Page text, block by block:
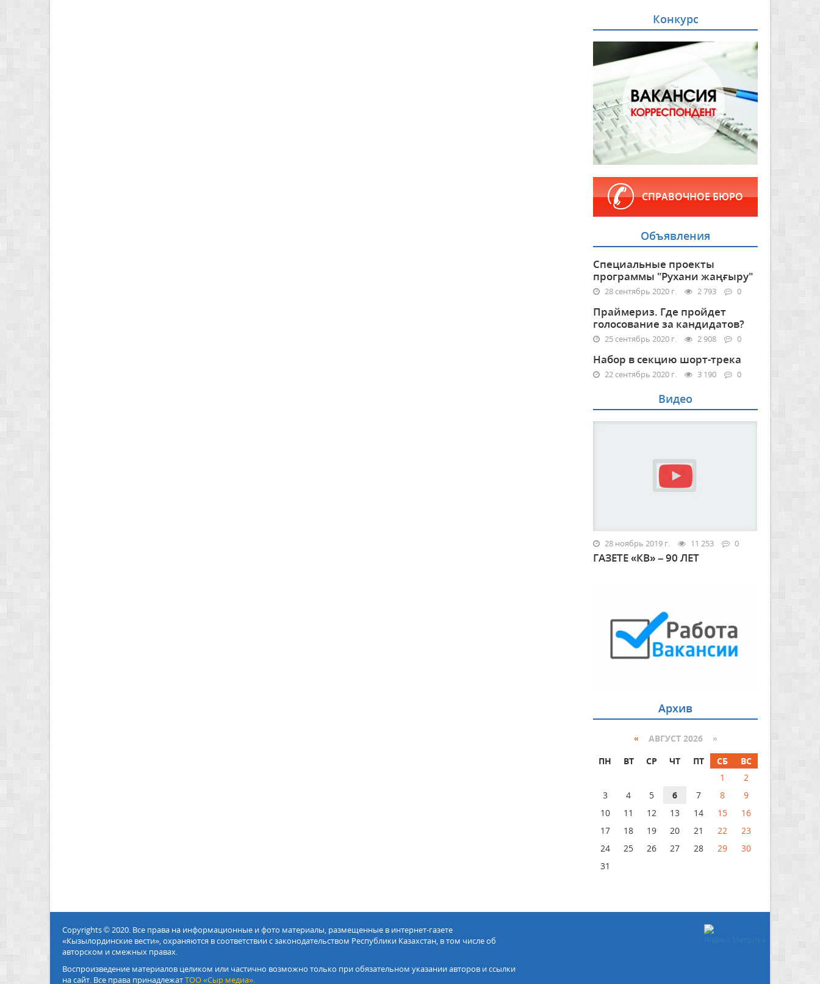
Конкурс
СПРАВОЧНОЕ БЮРО
Объявления
Специальные проекты
программы "Рухани жаңғыру"
28 сентябрь 2020 г. 2 793 0
Праймериз. Где пройдет
голосование за кандидатов?
25 сентябрь 2020 г. 2 908 0
Набор в секцию шорт-трека
22 сентябрь 2020 г. 3 190 0
Видео
28 ноябрь 2019 г. 11 253 0
ГАЗЕТЕ «КВ» – 90 ЛЕТ
Архив
« АВГУСТ 2026 »
ПН
ВТ СР ЧТ ПТ СБ
ВС
1
2
3
4 5 6 7 8
9
10
11 12 13 14 15
16
17
18 19 20 21 22
23
24
25 26 27 28 29
30
31
Copyrights © 2020. Все права на информационные и фото материалы, размещенные в интернет-газете
«Кызылординские вести», охраняются в соответствии с законодательством Республики Казахстан, в том числе об
авторском и смежных правах.
Воспроизведение материалов целиком или частично возможно только при обязательном указании авторов и ссылки
на сайт. Все права принадлежатТОО «Сыр медиа».